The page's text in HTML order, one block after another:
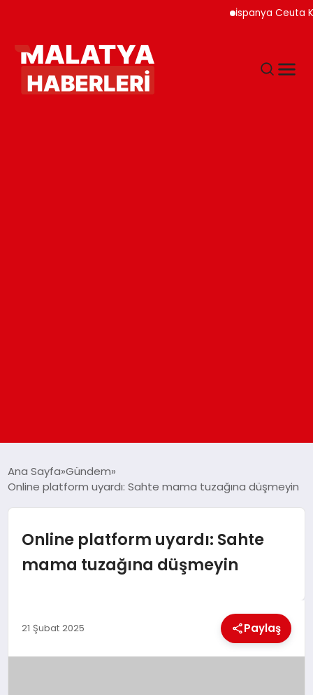
İspanya Ceuta
DÜNYA
EKONOMI
Ana Sayfa Gündem
Online platform uyardı: Sahte mama tuzağına düşmeyin
Online platform uyardı: Sahte
mama tuzağına düşmeyin
21 Şubat 2025 Paylaş